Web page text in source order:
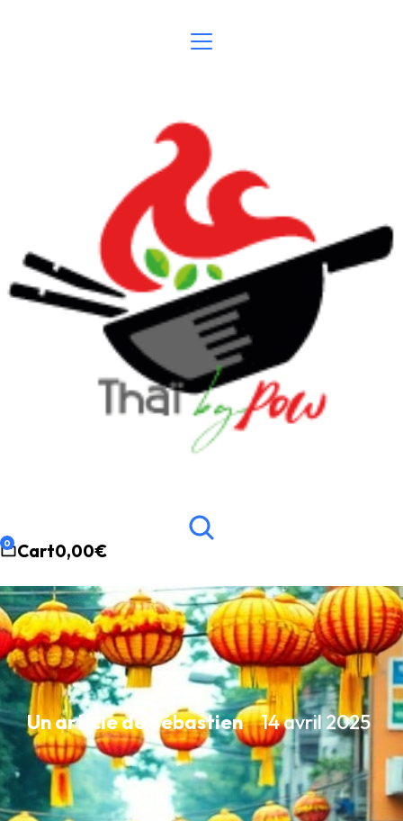
Cart0,00€
Un article de Sébastien 14 avril 2025